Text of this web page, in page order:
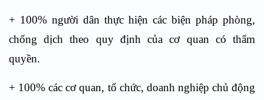
+ 100% người dân thực hiện các biện pháp phòng,
chống dịch theo quy định của cơ quan có thẩm
quyền.
+ 100% các cơ quan, tổ chức, doanh nghiệp chủ động